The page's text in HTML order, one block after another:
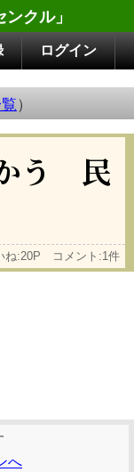
クル」
ログイン
）
う 民
ね:20P コメント:1件
へ